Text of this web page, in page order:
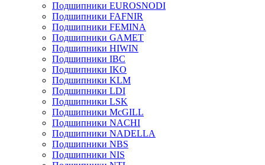
Подшипники EUROSNODI
Подшипники FAFNIR
Подшипники FEMINA
Подшипники GAMET
Подшипники HIWIN
Подшипники IBC
Подшипники IKO
Подшипники KLM
Подшипники LDI
Подшипники LSK
Подшипники McGILL
Подшипники NACHI
Подшипники NADELLA
Подшипники NBS
Подшипники NIS